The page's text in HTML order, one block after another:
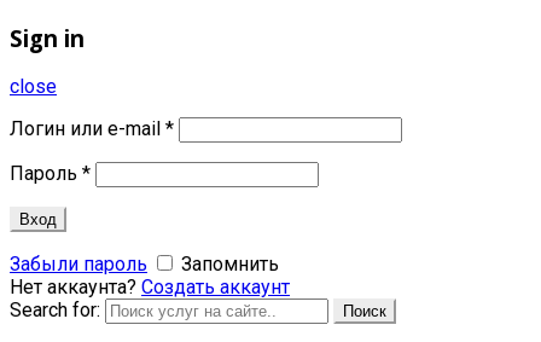
Sign in
close
Логин или e-mail *
Пароль *
Вход
Забыли пароль
Запомнить
Нет аккаунта? Создать аккаунт
Search for:
Поиск